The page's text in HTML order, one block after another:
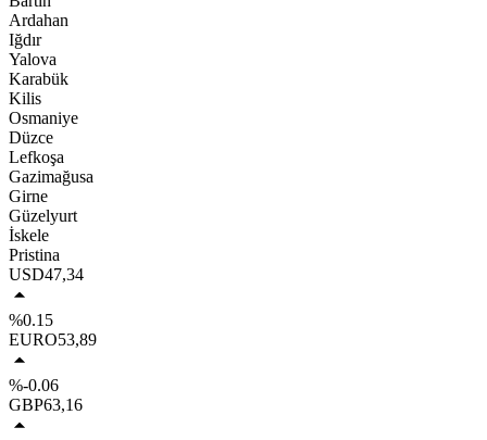
Ardahan
Iğdır
Yalova
Karabük
Kilis
Osmaniye
Düzce
Lefkoşa
Gazimağusa
Girne
Güzelyurt
İskele
Pristina
USD47,34
%0.15
EURO53,89
%-0.06
GBP63,16